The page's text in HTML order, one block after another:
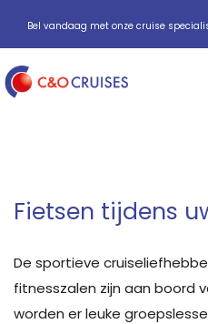
Bel vandaag met onze cruise
Fietsen tijdens
De sportieve
fitnesszalen zijn aan boord
worden er leuke